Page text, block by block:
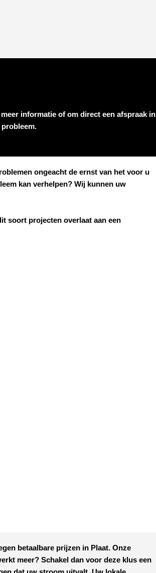
informatie of om direct een afspraak in
ongeacht de ernst van het voor u
kan verhelpen? Wij kunnen uw
soort projecten overlaat aan een
betaalbare prijzen in Plaat. Onze
meer? Schakel dan voor deze klus een